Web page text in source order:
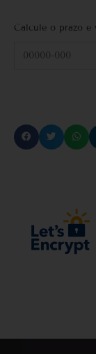
Calcule o prazo